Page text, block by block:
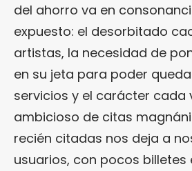
del ahorro va en
expuesto: el desorbitado
artistas, la necesidad de
en su jeta para poder
servicios y el carácter cada
ambicioso de citas
recién citadas nos deja a
usuarios, con pocos billetes